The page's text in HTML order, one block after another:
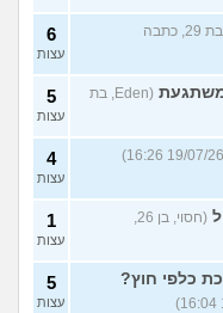
(היוש, בת 29, כתבה
6
עצות
משתגעת
(Eden, בת
5
עצות
4
עצות
(חסוי, בן 26,
1
עצות
כלפי חוץ? 5
עצות